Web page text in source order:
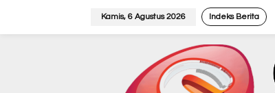
Kamis, 6 Agustus 2026 Indeks Berita